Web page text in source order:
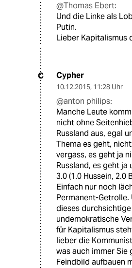
@Thomas Ebert:
Und die Linke als
Putin.
Lieber Kapitalismus
C Cypher
10.12.2015, 11:28 Uhr
@anton philips:
Manche Leute
nicht ohne
Russland aus, egal
Thema es geht,
vergass, es geht ja
Russland, es geht ja
3.0 (1.0 Hussein, 2.0
Einfach nur noch
Permanent-Getrolle.
dieses durchsichtige
undemokratische
für Kapitalismus
lieber die
was auch immer Sie
Feindbild aufbauen